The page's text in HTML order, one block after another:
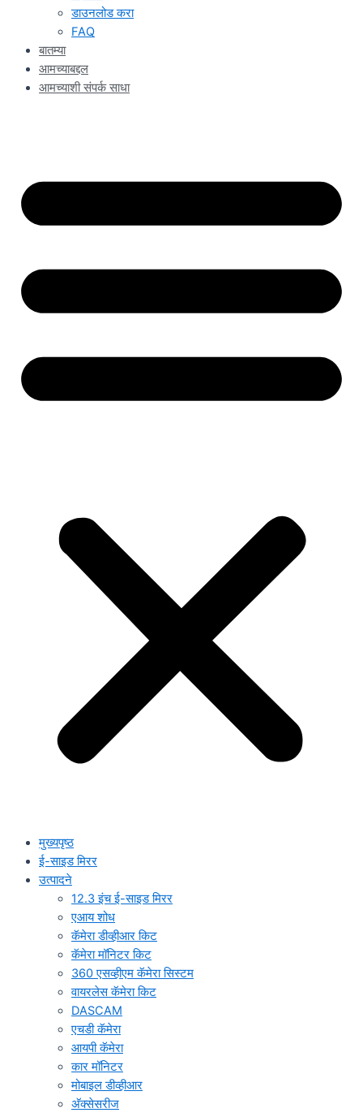
डाउनलोड करा
FAQ
बातम्या
आमच्याबद्दल
आमच्याशी संपर्क साधा
मुख्यपृष्ठ
ई-साइड मिरर
उत्पादने
12.3 इंच ई-साइड मिरर
एआय शोध
कॅमेरा डीव्हीआर किट
कॅमेरा मॉनिटर किट
360 एसव्हीएम कॅमेरा सिस्टम
वायरलेस कॅमेरा किट
DASCAM
एचडी कॅमेरा
आयपी कॅमेरा
कार मॉनिटर
मोबाइल डीव्हीआर
अ‍ॅक्सेसरीज